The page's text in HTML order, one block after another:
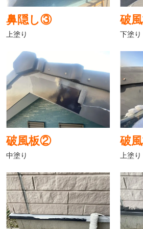
鼻隠し③
上塗り
破
下塗り
破風板②
中塗り
破
上塗り